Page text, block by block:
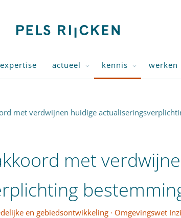
expertise actueel kennis werken
met verdwijnen huidige
met
en gebiedsontwikkeling · Omgevingswet